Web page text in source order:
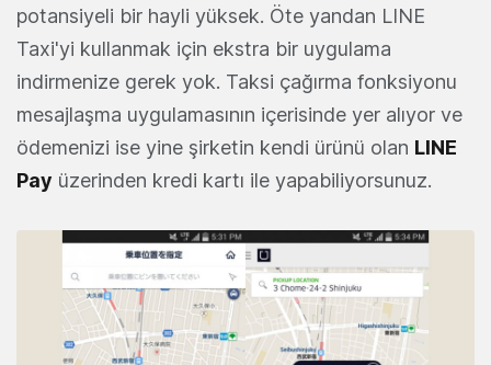
potansiyeli bir hayli yüksek. Öte yandan LINE
Taxi'yi kullanmak için ekstra bir uygulama
indirmenize gerek yok. Taksi çağırma fonksiyonu
mesajlaşma uygulamasının içerisinde yer alıyor ve
ödemenizi ise yine şirketin kendi ürünü olan LINE
Pay üzerinden kredi kartı ile yapabiliyorsunuz.